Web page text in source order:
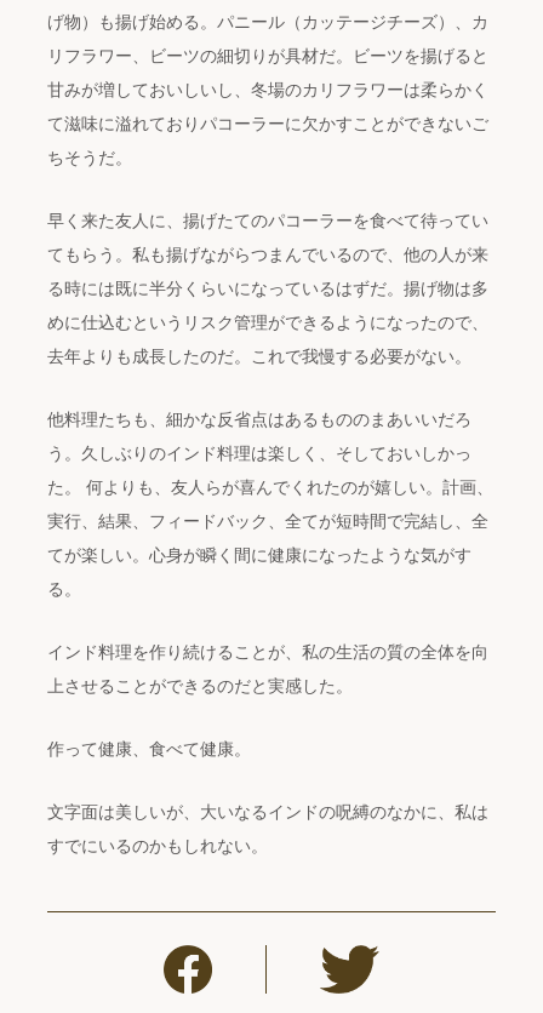
げ物）も揚げ始める。パニール（カッテージチーズ）、カ
リフラワー、ビーツの細切りが具材だ。ビーツを揚げると
甘みが増しておいしいし、冬場のカリフラワーは柔らかく
て滋味に溢れておりパコーラーに欠かすことができないご
ちそうだ。
早く来た友人に、揚げたてのパコーラーを食べて待ってい
てもらう。私も揚げながらつまんでいるので、他の人が来
る時には既に半分くらいになっているはずだ。揚げ物は多
めに仕込むというリスク管理ができるようになったので、
去年よりも成長したのだ。これで我慢する必要がない。
他料理たちも、細かな反省点はあるもののまあいいだろ
う。久しぶりのインド料理は楽しく、そしておいしかっ
た。 何よりも、友人らが喜んでくれたのが嬉しい。計画、
実行、結果、フィードバック、全てが短時間で完結し、全
てが楽しい。心身が瞬く間に健康になったような気がす
る。
インド料理を作り続けることが、私の生活の質の全体を向
上させることができるのだと実感した。
作って健康、食べて健康。
文字面は美しいが、大いなるインドの呪縛のなかに、私は
すでにいるのかもしれない。